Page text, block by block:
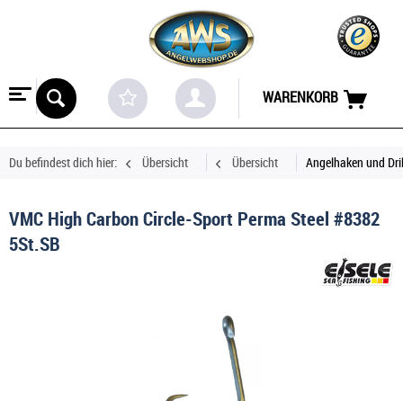
WARENKORB
Du befindest dich hier: Übersicht Übersicht Angelhaken und
VMC High Carbon Circle-Sport Perma Steel #8382
5St.SB